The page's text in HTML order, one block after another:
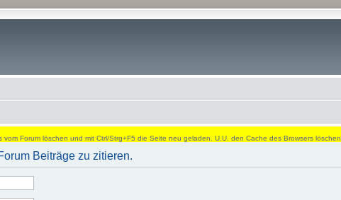
Forum löschen und mit Ctrl/Strg+F5 die Seite neu geladen. U.U. den Cache des Browsers löschen.
Beiträge zu zitieren.